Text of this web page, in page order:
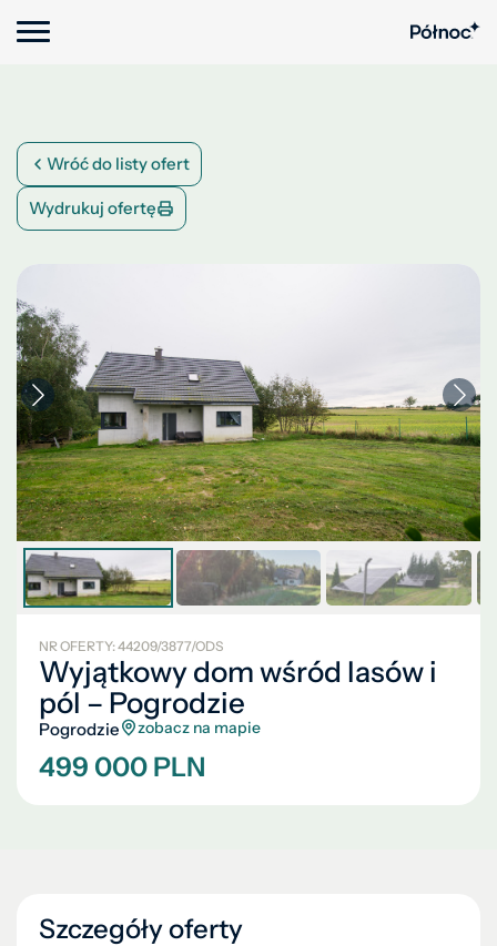
Wróć do listy ofert
Wydrukuj ofertę
NR OFERTY: 44209/3877/ODS
Wyjątkowy dom wśród lasów i
pól – Pogrodzie
Pogrodzie zobacz na mapie
499 000 PLN
Szczegóły oferty